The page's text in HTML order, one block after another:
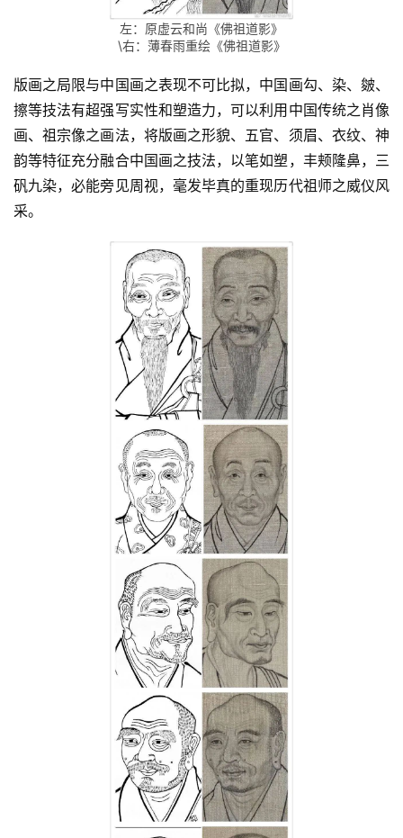
寺
院
巡
礼
视
频
注册
左：原虚云和尚《佛祖道影》
\右：薄春雨重绘《佛祖道影》
版画之局限与中国画之表现不可比拟，中国画勾、染、皴、
擦等技法有超强写实性和塑造力，可以利用中国传统之肖像
画、祖宗像之画法，将版画之形貌、五官、须眉、衣纹、神
韵等特征充分融合中国画之技法，以笔如塑，丰颊隆鼻，三
矾九染，必能旁见周视，毫发毕真的重现历代祖师之威仪风
采。